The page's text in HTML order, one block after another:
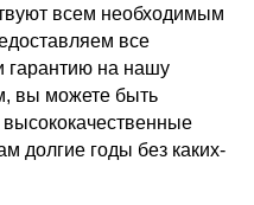
всем необходимым
все
гарантию на нашу
вы можете быть
долгие годы без каких-